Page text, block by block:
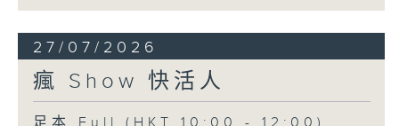
27/07/2026
瘋 Show 快活人
足本 Full (HKT 10:00 - 12:00)